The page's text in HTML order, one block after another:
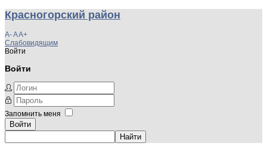
Красногорский район
A-AA+
Слабовидящим
Войти
Войти
Запомнить меня
Войти